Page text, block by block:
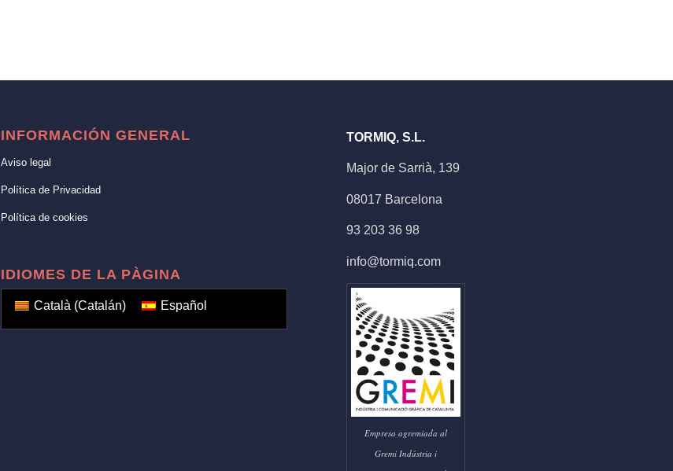
INFORMACIÓN GENERAL
Aviso legal
Política de Privacidad
Política de cookies
IDIOMES DE LA PÀGINA
Català (Catalán) Español
TORMIQ, S.L.
Major de Sarrià, 139
08017 Barcelona
93 203 36 98
info@tormiq.com
Empresa agremiada al
Gremi Indústria i